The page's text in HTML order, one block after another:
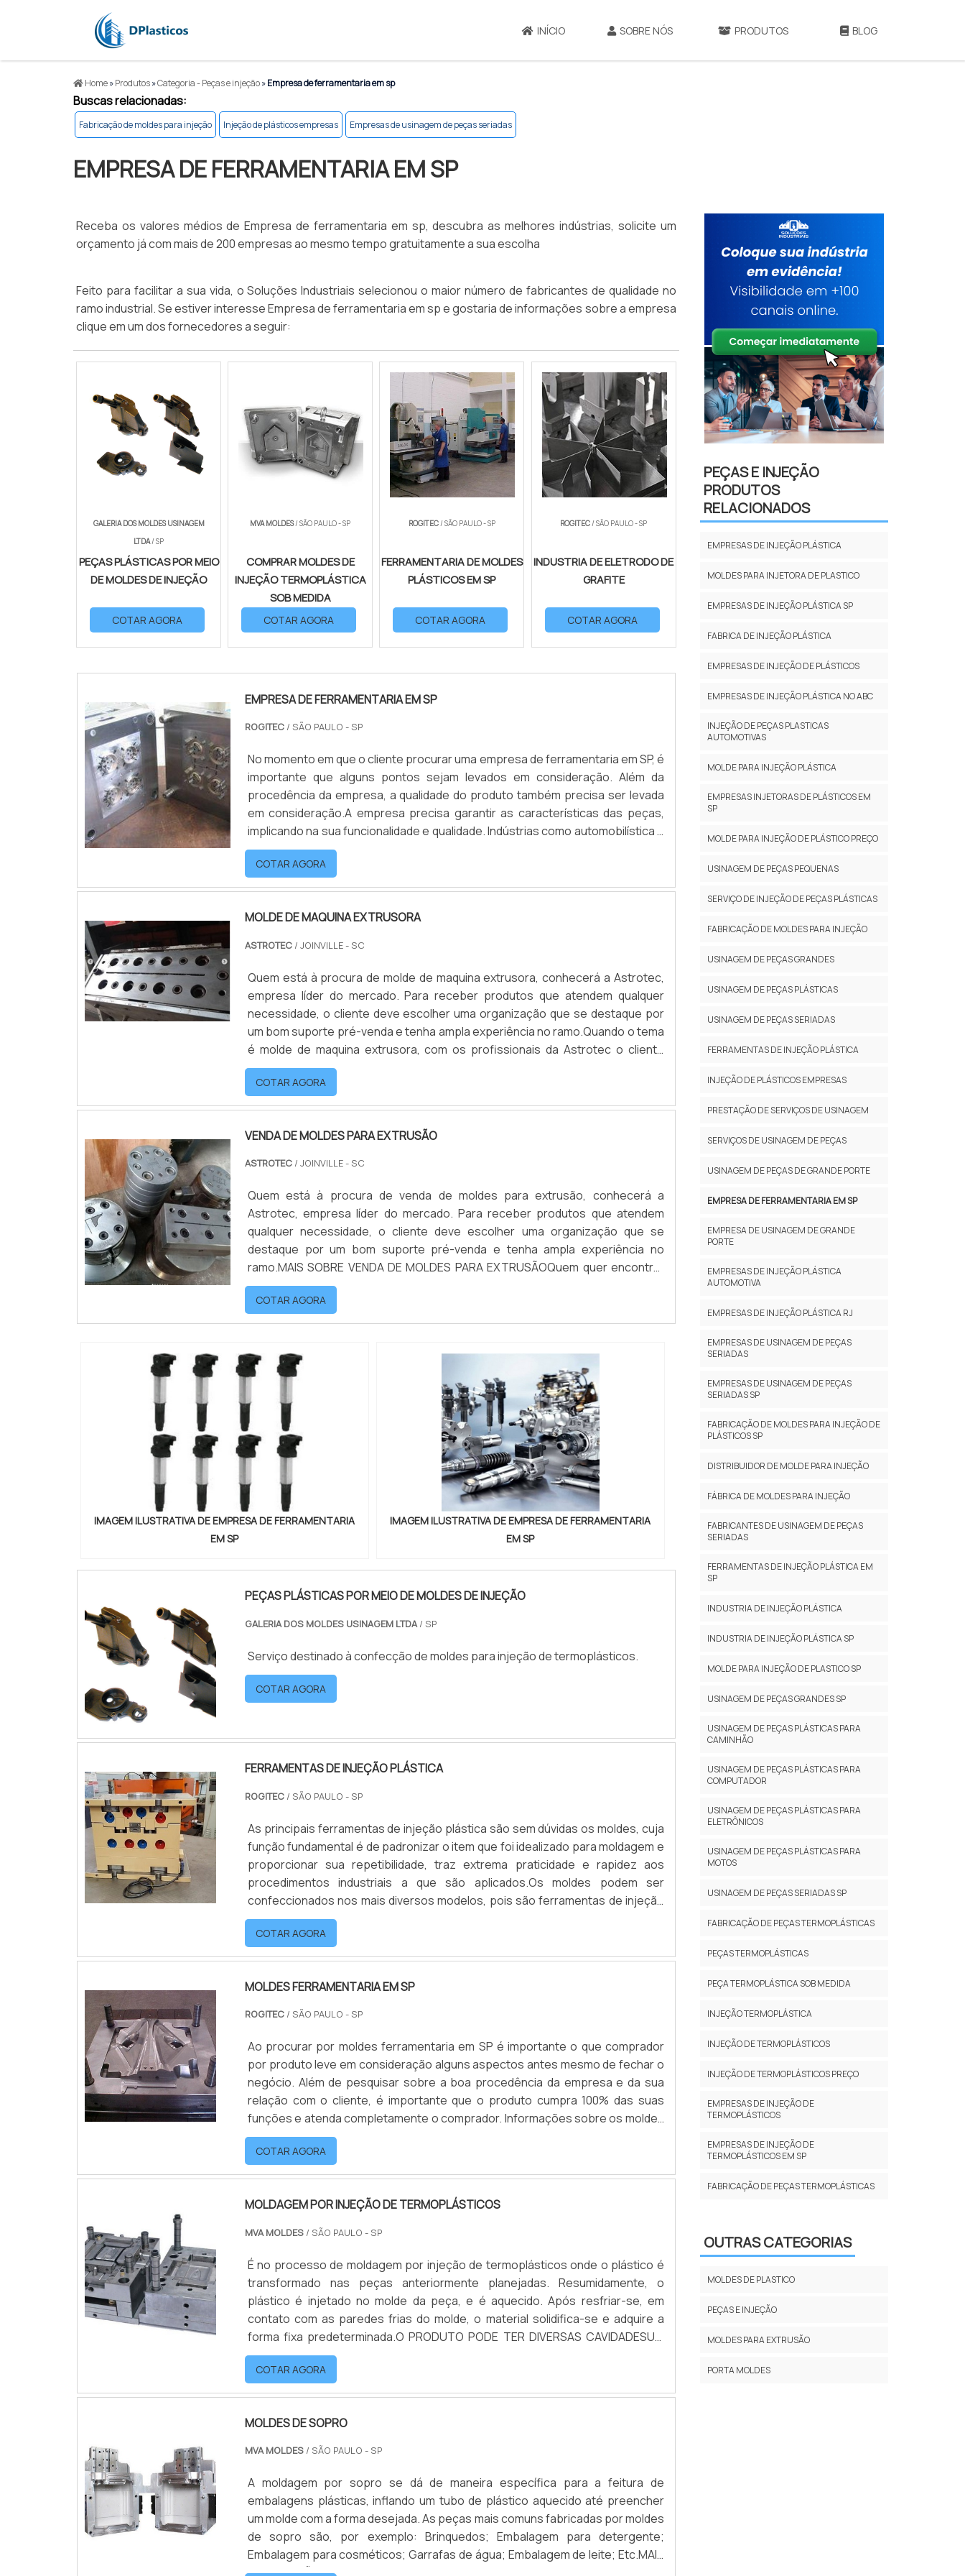
INÍCIO SOBRE NÓS PRODUTOS BLOG
Home»Produtos»Categoria - Peças e injeção»Empresa de ferramentaria em sp
Buscas relacionadas:
Fabricação de moldes para injeção Injeção de plásticos empresas Empresas de usinagem de peças seriadas
EMPRESA DE FERRAMENTARIA EM SP
Receba os valores médios de Empresa de ferramentaria em sp, descubra as melhores indústrias, solicite um
orçamento já com mais de 200 empresas ao mesmo tempo gratuitamente a sua escolha
Feito para facilitar a sua vida, o Soluções Industriais selecionou o maior número de fabricantes de qualidade no
ramo industrial. Se estiver interesse Empresa de ferramentaria em sp e gostaria de informações sobre a empresa
clique em um dos fornecedores a seguir:
GALERIA DOS MOLDES USINAGEM
LTDA/ SP
PEÇAS PLÁSTICAS POR MEIO
DE MOLDES DE INJEÇÃO
COTAR AGORA
MVA MOLDES/ SÃO PAULO - SP
COMPRAR MOLDES DE
INJEÇÃO TERMOPLÁSTICA
SOB MEDIDA
COTAR AGORA
ROGITEC/ SÃO PAULO - SP
FERRAMENTARIA DE MOLDES
PLÁSTICOS EM SP
COTAR AGORA
ROGITEC/ SÃO PAULO - SP
INDUSTRIA DE ELETRODO DE
GRAFITE
COTAR AGORA
EMPRESA DE FERRAMENTARIA EM SP
ROGITEC / SÃO PAULO - SP
No momento em que o cliente procurar uma empresa de ferramentaria em SP, é
importante que alguns pontos sejam levados em consideração. Além da
procedência da empresa, a qualidade do produto também precisa ser levada
em consideração.A empresa precisa garantir as características das peças,
implicando na sua funcionalidade e qualidade. Indústrias como automobilística e
de brinquedo utilizam peças projetadas feitas a partir de um moldes.Van...
COTAR AGORA
MOLDE DE MAQUINA EXTRUSORA
ASTROTEC / JOINVILLE - SC
Quem está à procura de molde de maquina extrusora, conhecerá a Astrotec,
empresa líder do mercado. Para receber produtos que atendem qualquer
necessidade, o cliente deve escolher uma organização que se destaque por
um bom suporte pré-venda e tenha ampla experiência no ramo.Quando o tema
é molde de maquina extrusora, com os profissionais da Astrotec o cliente
encontrará proteção e suporte personalizado via WhatsApp.MAIS
INFORMAÇÕES SOBRE...
COTAR AGORA
VENDA DE MOLDES PARA EXTRUSÃO
ASTROTEC / JOINVILLE - SC
Quem está à procura de venda de moldes para extrusão, conhecerá a
Astrotec, empresa líder do mercado. Para receber produtos que atendem
qualquer necessidade, o cliente deve escolher uma organização que se
destaque por um bom suporte pré-venda e tenha ampla experiência no
ramo.MAIS SOBRE VENDA DE MOLDES PARA EXTRUSÃOQuem quer encontrar
venda de moldes para extrusão em uma empresa responsável, descobre a
Astrotec. É possível encontrar mol...
COTAR AGORA
IMAGEM ILUSTRATIVA DE EMPRESA DE FERRAMENTARIA
EM SP
IMAGEM ILUSTRATIVA DE EMPRESA DE FERRAMENTARIA
EM SP
PEÇAS PLÁSTICAS POR MEIO DE MOLDES DE INJEÇÃO
GALERIA DOS MOLDES USINAGEM LTDA/ SP
Serviço destinado à confecção de moldes para injeção de termoplásticos.
COTAR AGORA
FERRAMENTAS DE INJEÇÃO PLÁSTICA
ROGITEC/ SÃO PAULO - SP
As principais ferramentas de injeção plástica são sem dúvidas os moldes, cuja
função fundamental é de padronizar o item que foi idealizado para moldagem e
proporcionar sua repetibilidade, traz extrema praticidade e rapidez aos
procedimentos industriais a que são aplicados.Os moldes podem ser
confeccionados nos mais diversos modelos, pois são ferramentas de injeção
versáteis e diferenciam-se por suas medidas, formato e textura que são
determinadas através das especificações técnicas que ditam as .
COTAR AGORA
MOLDES FERRAMENTARIA EM SP
ROGITEC/ SÃO PAULO - SP
Ao procurar por moldes ferramentaria em SP é importante o que comprador
por produto leve em consideração alguns aspectos antes mesmo de fechar o
negócio. Além de pesquisar sobre a boa procedência da empresa e da sua
relação com o cliente, é importante que o produto cumpra 100% das suas
funções e atenda completamente o comprador. Informações sobre os moldes
para ferramentariaA fabricação de um bom molde garante as características
da peça, implicando na sua funcionalidade e qualidade. Indústrias c.
COTAR AGORA
MOLDAGEM POR INJEÇÃO DE TERMOPLÁSTICOS
MVA MOLDES/ SÃO PAULO - SP
É no processo de moldagem por injeção de termoplásticos onde o plástico é
transformado nas peças anteriormente planejadas. Resumidamente, o
plástico é injetado no molde da peça, e é aquecido. Após resfriar-se, em
contato com as paredes frias do molde, o material solidifica-se e adquire a
forma fixa predeterminada.O PRODUTO PODE TER DIVERSAS CAVIDADESUm
molde pode ter uma ou mais cavidades. E quanto mais cavidades, maior será a
produtividade. Geralmente dividida em duas partes, a cavidade do mold.
COTAR AGORA
MOLDES DE SOPRO
MVA MOLDES/ SÃO PAULO - SP
A moldagem por sopro se dá de maneira específica para a feitura de
embalagens plásticas, inflando um tubo de plástico aquecido até preencher
um molde com a forma desejada. As peças mais comuns fabricadas por moldes
de sopro são, por exemplo: Brinquedos; Embalagem para detergente;
Embalagem para cosméticos; Garrafas de água; Embalagem de leite; Etc.MAIS
INFORMAÇÕES SOBRE O PROCESSOO tubo de sopro quente entra no molde
PEÇAS E INJEÇÃO
PRODUTOS
RELACIONADOS
EMPRESAS DE INJEÇÃO PLÁSTICA
MOLDES PARA INJETORA DE PLASTICO
EMPRESAS DE INJEÇÃO PLÁSTICA SP
FABRICA DE INJEÇÃO PLÁSTICA
EMPRESAS DE INJEÇÃO DE PLÁSTICOS
EMPRESAS DE INJEÇÃO PLÁSTICA NO ABC
INJEÇÃO DE PEÇAS PLASTICAS
AUTOMOTIVAS
MOLDE PARA INJEÇÃO PLÁSTICA
EMPRESAS INJETORAS DE PLÁSTICOS EM
SP
MOLDE PARA INJEÇÃO DE PLÁSTICO PREÇO
USINAGEM DE PEÇAS PEQUENAS
SERVIÇO DE INJEÇÃO DE PEÇAS PLÁSTICAS
FABRICAÇÃO DE MOLDES PARA INJEÇÃO
USINAGEM DE PEÇAS GRANDES
USINAGEM DE PEÇAS PLÁSTICAS
USINAGEM DE PEÇAS SERIADAS
FERRAMENTAS DE INJEÇÃO PLÁSTICA
INJEÇÃO DE PLÁSTICOS EMPRESAS
PRESTAÇÃO DE SERVIÇOS DE USINAGEM
SERVIÇOS DE USINAGEM DE PEÇAS
USINAGEM DE PEÇAS DE GRANDE PORTE
EMPRESA DE FERRAMENTARIA EM SP
EMPRESA DE USINAGEM DE GRANDE
PORTE
EMPRESAS DE INJEÇÃO PLÁSTICA
AUTOMOTIVA
EMPRESAS DE INJEÇÃO PLÁSTICA RJ
EMPRESAS DE USINAGEM DE PEÇAS
SERIADAS
EMPRESAS DE USINAGEM DE PEÇAS
SERIADAS SP
FABRICAÇÃO DE MOLDES PARA INJEÇÃO DE
PLÁSTICOS SP
DISTRIBUIDOR DE MOLDE PARA INJEÇÃO
FÁBRICA DE MOLDES PARA INJEÇÃO
FABRICANTES DE USINAGEM DE PEÇAS
SERIADAS
FERRAMENTAS DE INJEÇÃO PLÁSTICA EM
SP
INDUSTRIA DE INJEÇÃO PLÁSTICA
INDUSTRIA DE INJEÇÃO PLÁSTICA SP
MOLDE PARA INJEÇÃO DE PLASTICO SP
USINAGEM DE PEÇAS GRANDES SP
USINAGEM DE PEÇAS PLÁSTICAS PARA
CAMINHÃO
USINAGEM DE PEÇAS PLÁSTICAS PARA
COMPUTADOR
USINAGEM DE PEÇAS PLÁSTICAS PARA
ELETRÔNICOS
USINAGEM DE PEÇAS PLÁSTICAS PARA
MOTOS
USINAGEM DE PEÇAS SERIADAS SP
FABRICAÇÃO DE PEÇAS TERMOPLÁSTICAS
PEÇAS TERMOPLÁSTICAS
PEÇA TERMOPLÁSTICA SOB MEDIDA
INJEÇÃO TERMOPLÁSTICA
INJEÇÃO DE TERMOPLÁSTICOS
INJEÇÃO DE TERMOPLÁSTICOS PREÇO
EMPRESAS DE INJEÇÃO DE
TERMOPLÁSTICOS
EMPRESAS DE INJEÇÃO DE
TERMOPLÁSTICOS EM SP
FABRICAÇÃO DE PEÇAS TERMOPLÁSTICAS
OUTRAS CATEGORIAS
MOLDES DE PLASTICO
PEÇAS E INJEÇÃO
MOLDES PARA EXTRUSÃO
PORTA MOLDES